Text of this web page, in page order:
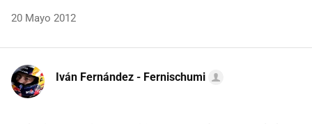
20 Mayo 2012
Iván Fernández - Fernischumi